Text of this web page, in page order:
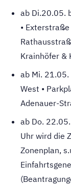
ab Di.20.05.
•
Krainhöfer &
ab Mi. 21.05.
West •
Adenauer-
ab Do.
Uhr wird die
Zonenplan,